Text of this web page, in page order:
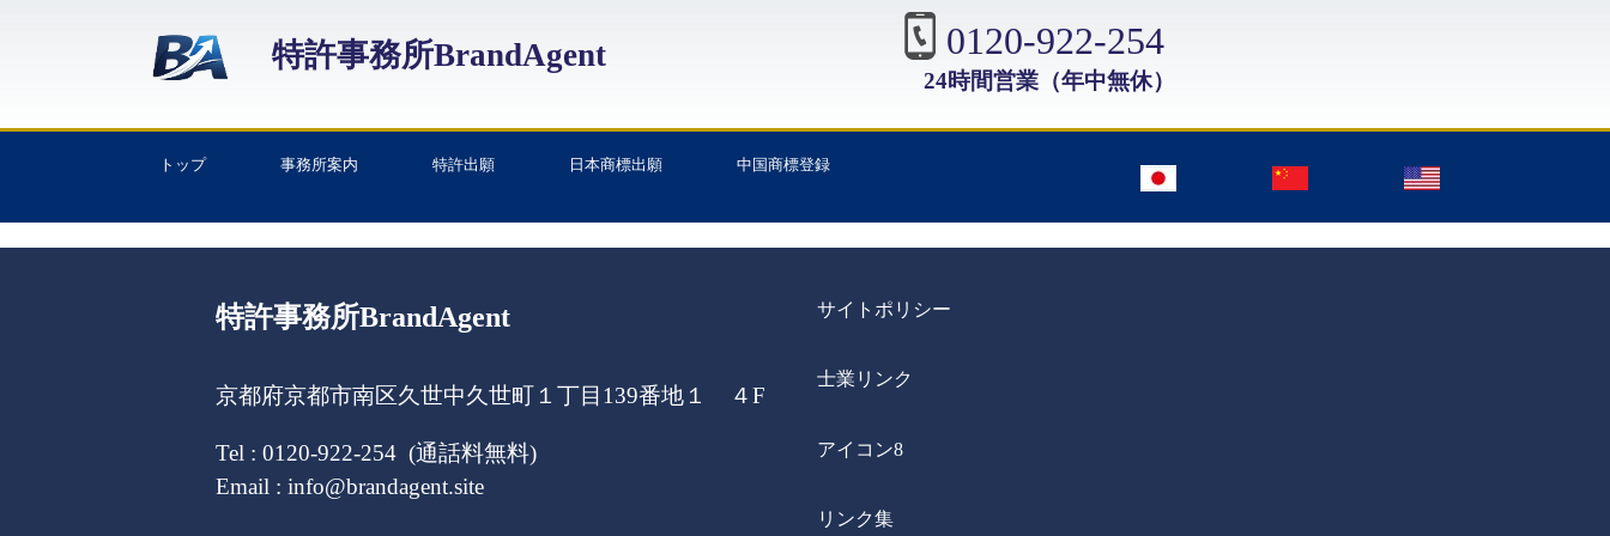
特許事務所BrandAgent 0120-922-254
24時間営業（年中無休）
トップ 事務所案内 特許出願 日本商標出願 中国商標登録
特許事務所BrandAgent
京都府京都市南区久世中久世町１丁目139番地１ ４F
Tel : 0120-922-254 (通話料無料)
Email : info@brandagent.site
サイトポリシー
士業リンク
アイコン8
リンク集